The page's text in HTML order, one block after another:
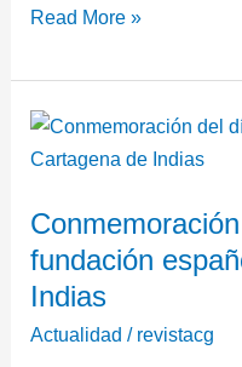
Read More »
fundación
Indias
Actualidad / revistacg
Conmemoración
del
de
la
fundación